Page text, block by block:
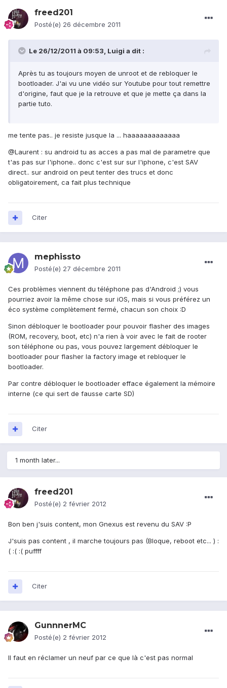
freed201
Posté(e) 26 décembre 2011
Le 26/12/2011 à 09:53, Luigi a dit :
Après tu as toujours moyen de unroot et de rebloquer le
bootloader. J'ai vu une vidéo sur Youtube pour tout remettre
d'origine, faut que je la retrouve et que je mette ça dans la
partie tuto.
me tente pas.. je resiste jusque la ... haaaaaaaaaaaaa
@Laurent : su android tu as acces a pas mal de parametre que
t'as pas sur l'iphone.. donc c'est sur sur l'iphone, c'est SAV
direct.. sur android on peut tenter des trucs et donc
obligatoirement, ca fait plus technique
Citer
mephissto
Posté(e) 27 décembre 2011
Ces problèmes viennent du téléphone pas d'Android ;) vous
pourriez avoir la même chose sur iOS, mais si vous préférez un
éco système complètement fermé, chacun son choix :D
Sinon débloquer le bootloader pour pouvoir flasher des images
(ROM, recovery, boot, etc) n'a rien à voir avec le fait de rooter
son téléphone ou pas, vous pouvez largement débloquer le
bootloader pour flasher la factory image et rebloquer le
bootloader.
Par contre débloquer le bootloader efface également la mémoire
interne (ce qui sert de fausse carte SD)
Citer
1 month later...
freed201
Posté(e) 2 février 2012
Bon ben j'suis content, mon Gnexus est revenu du SAV :P
J'suis pas content , il marche toujours pas (Bloque, reboot etc... ) :
( :( :( puffff
Citer
GunnnerMC
Posté(e) 2 février 2012
Il faut en réclamer un neuf par ce que là c'est pas normal